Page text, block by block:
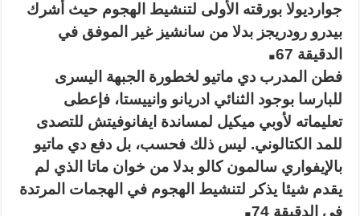
جوارديولا بورقته الأولى لتنشيط الهجوم حيث أشرك
بيدرو رودريجز بدلا من سانشيز غير الموفق في
الدقيقة 67
.
فطن المدرب دي ماتيو لخطورة الجبهة اليسرى
للبارسا بوجود الثنائي ادريانو وانييستا، فإعطى
تعليماته لأوبي ميكيل لمساندة ايفانوفيتش للتصدى
للمد الكتالوني. ليس ذلك فحسب، بل دفع دي ماتيو
بالإيفواري سالمون كالو بدلا من خوان ماتا الذي لم
يقدم شيئا يذكر لتنشيط الهجوم في الهجمات المرتدة
في الدقيقة 74
.